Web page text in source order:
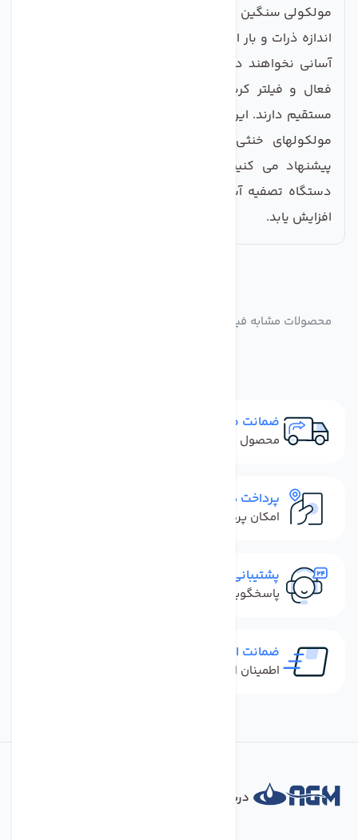
مولکولی سنگین ( آب سنگین و دارای ناخالصی ) به دلیل
اندازه ذرات و بار الکتریکی شان توانایی عبور از غشا را به
آسانی نخواهند داشت. کیفیت فیلتر الیافی ، فیلتر کربن
فعال و فیلتر کربن بلاک در سلامت فیلتر ممبران تاثیر
مستقیم دارند. این نوع فیلتر به گونه ای طراحی شده که
مولکولهای خنثی را براحتی از خود عبور می دهند.
پیشنهاد می کنیم یک فیلتر محافظ ممبران نیز بروی
دستگاه تصفیه آب خود نصب کنید تا عمر فیلتر ممبران
افزایش یابد.
ضمانت مرجوعی
محصول نباید آسیب دیده باشد
پرداخت در محل
امکان پرداخت کل فاکتور در محل
پشتیبانی سریع
پاسخگویی سریع به تماس‌ها و پیام‌ها
ضمانت اصل بودن کالا
اطمینان از خرید کالای اورجینال
درباره فروشگاه